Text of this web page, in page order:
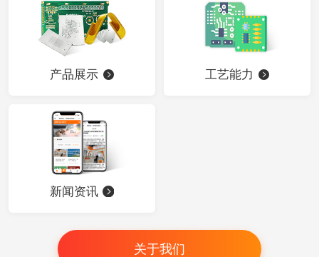
产品展示 工艺能力
新闻资讯
关于我们